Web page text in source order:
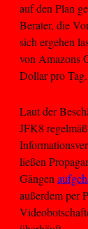
auf den Plan
Berater, die
sich ergehen
von Amazons
Dollar pro Tag.
Laut der
JFK8
ließen
Gängen
außerdem per